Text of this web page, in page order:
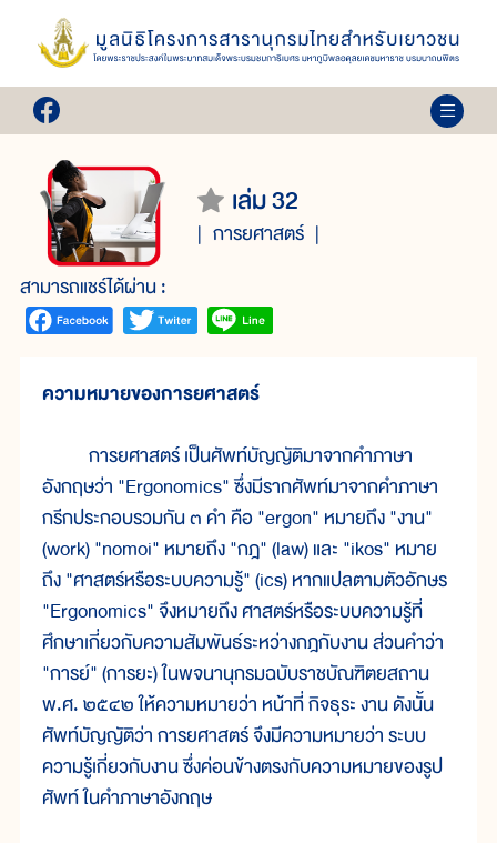
เล่ม 32
การยศาสตร์
สามารถแชร์ได้ผ่าน :
ความหมายของการยศาสตร์
การยศาสตร์ เป็นศัพท์บัญญัติมาจากคำภาษา
อังกฤษว่า "Ergonomics" ซึ่งมีรากศัพท์มาจากคำภาษา
กรีกประกอบรวมกัน ๓ คำ คือ "ergon" หมายถึง "งาน"
(work) "nomoi" หมายถึง "กฎ" (law) และ "ikos" หมาย
ถึง "ศาสตร์หรือระบบความรู้" (ics) หากแปลตามตัวอักษร
"Ergonomics" จึงหมายถึง ศาสตร์หรือระบบความรู้ที่
ศึกษาเกี่ยวกับความสัมพันธ์ระหว่างกฎกับงาน ส่วนคำว่า
"การย์" (การยะ) ในพจนานุกรมฉบับราชบัณฑิตยสถาน
พ.ศ. ๒๕๔๒ ให้ความหมายว่า หน้าที่ กิจธุระ งาน ดังนั้น
ศัพท์บัญญัติว่า การยศาสตร์ จึงมีความหมายว่า ระบบ
ความรู้เกี่ยวกับงาน ซึ่งค่อนข้างตรงกับความหมายของรูป
ศัพท์ ในคำภาษาอังกฤษ